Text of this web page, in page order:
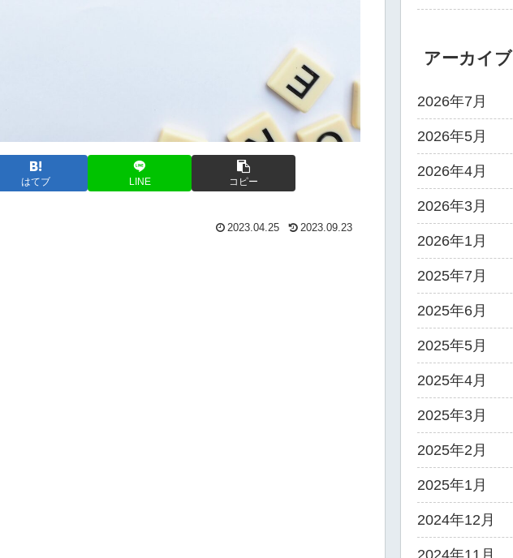
はてブ LINE コピー
2023.04.25 2023.09.23
アーカイブ
2026年7月
2026年5月
2026年4月
2026年3月
2026年1月
2025年7月
2025年6月
2025年5月
2025年4月
2025年3月
2025年2月
2025年1月
2024年12月